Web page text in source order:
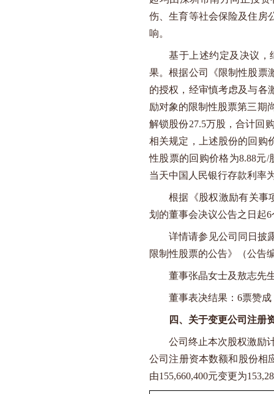
伤、生育等社会保险及住房
响。
基于上述约定及决议，
果。根据公司《限制性股票
的授权，经审慎考虑及与各
励对象的限制性股票第三期
解锁股份27.5万股，合计回
相关规定，上述股份的回购
性股票的回购价格为8.88元/
当天中国人民银行存款利率
根据《股权激励有关事
划的董事会决议公告之日起6
详情请参见公司同日披
限制性股票的公告》（公告
董事张晶女士及敖志先
董事表决结果： 6票赞成
四、关于变更公司注册
公司终止本次股权激励
公司注册资本数额和股份相
由155,660,400元变更为